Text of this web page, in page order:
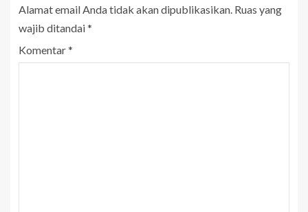
Alamat email Anda tidak akan dipublikasikan. Ruas yang
wajib ditandai*
Komentar*